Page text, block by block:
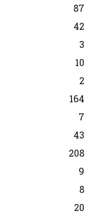
87
42
3
10
2
164
7
43
208
9
8
20